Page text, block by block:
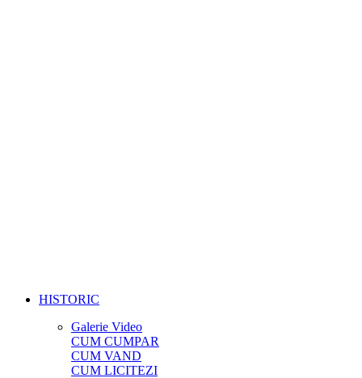
HISTORIC
Galerie Video
CUM CUMPAR
CUM VAND
CUM LICITEZI